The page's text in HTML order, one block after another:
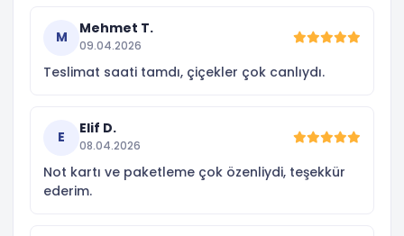
M
Mehmet T.
09.04.2026
Teslimat saati tamdı, çiçekler çok canlıydı.
E
Elif D.
08.04.2026
Not kartı ve paketleme çok özenliydi, teşekkür
ederim.